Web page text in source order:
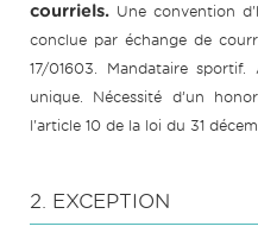
courriels. Une convention
conclue par échange de
17/01603. Mandataire
unique. Nécessité d’un
l'article 10 de la loi du 31
2. EXCEPTION